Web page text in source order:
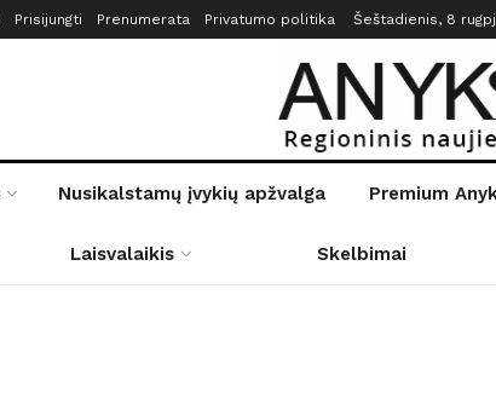
Prisijungti Prenumerata Privatumo politika Šeštadienis, 8
Nusikalstamų įvykių apžvalga Premium
Laisvalaikis Skelbimai